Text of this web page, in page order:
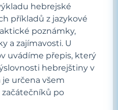
hebrejské
příkladů z jazykové
poznámky,
a zajímavosti. U
uvádíme přepis, který
hebrejštiny v
je určena všem
po